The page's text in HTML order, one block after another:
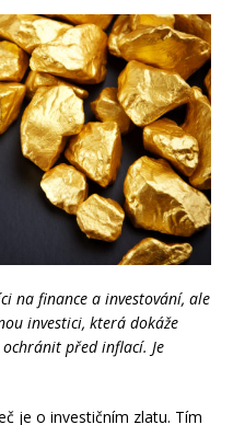
na finance a investování, ale
investici, která dokáže
před inflací. Je
je o investičním zlatu. Tím